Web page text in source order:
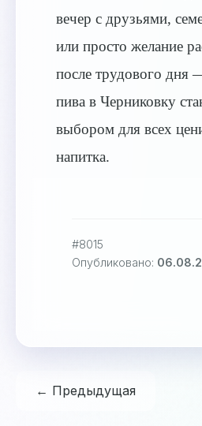
вечер с друзьями,
или просто желание
после трудового дня
пива в Черниковку
выбором для всех
напитка.
#8015
Опубликовано:
← Предыдущая